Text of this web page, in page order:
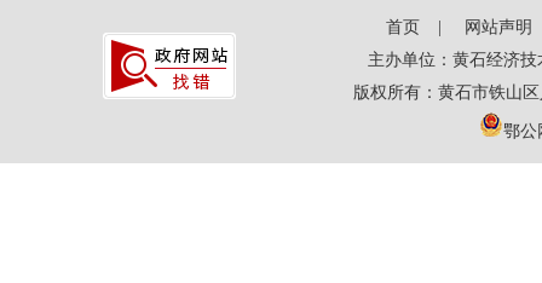
首页
网站声明
主办单位：黄石经济
版权所有：黄石市铁山
鄂公